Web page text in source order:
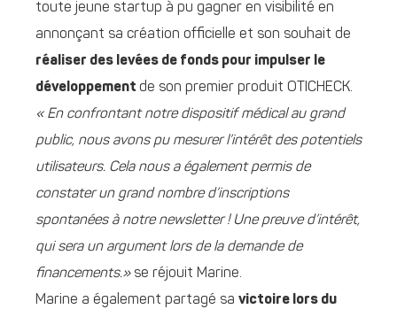
toute jeune startup à pu gagner en visibilité en
annonçant sa création officielle et son souhait de
réaliser des levées de fonds pour impulser le
développement de son premier produit OTICHECK.
« En confrontant notre dispositif médical au grand
public, nous avons pu mesurer l’intérêt des potentiels
utilisateurs. Cela nous a également permis de
constater un grand nombre d’inscriptions
spontanées à notre newsletter ! Une preuve d’intérêt,
qui sera un argument lors de la demande de
financements.» se réjouit Marine.
Marine a également partagé sa victoire lors du